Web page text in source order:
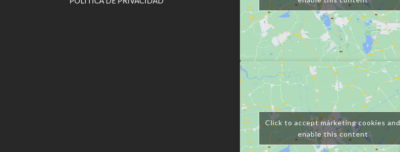
Click to accept márketing cookies and
enable this content